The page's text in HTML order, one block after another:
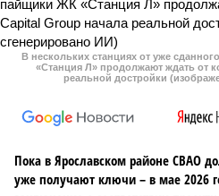
В нескольких станциях от уже
«Станция Л» продолжают ждать от
реальной достройки
Пока в Ярославском районе СВАО
уже получают ключи – в мае 2026